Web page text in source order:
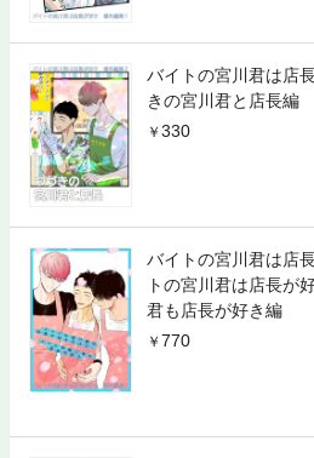
バイトの宮川君は店
きの宮川君と店長編
330
バイトの宮川君は店
トの宮川君は店長が
君も店長が好き編
770